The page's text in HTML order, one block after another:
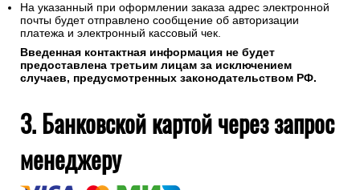
На указанный при оформлении заказа адрес электронной
почты будет отправлено сообщение об авторизации
платежа и электронный кассовый чек.
Введенная контактная информация не будет
предоставлена третьим лицам за исключением
случаев, предусмотренных законодательством РФ.
3. Банковской картой через запрос
менеджеру